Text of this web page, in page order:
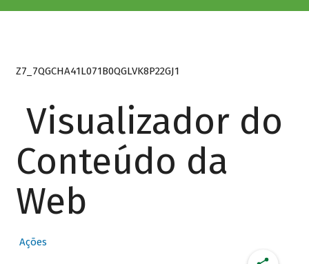
Z7_7QGCHA41L071B0QGLVK8P22GJ1
Visualizador do
Conteúdo da
Web
Ações